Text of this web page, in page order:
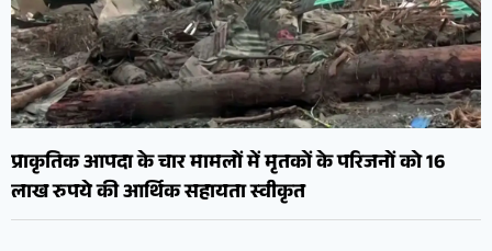
प्राकृतिक आपदा के चार मामलों में मृतकों के परिजनों को 16
लाख रुपये की आर्थिक सहायता स्वीकृत